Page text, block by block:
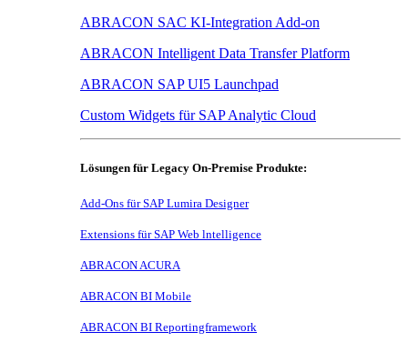
ABRACON SAC KI-Integration Add-on
ABRACON Intelligent Data Transfer Platform
ABRACON SAP UI5 Launchpad
Custom Widgets für SAP Analytic Cloud
Lösungen für Legacy On-Premise Produkte:
Add-Ons für SAP Lumira Designer
Extensions für SAP Web lntelligence
ABRACON ACURA
ABRACON BI Mobile
ABRACON BI Reportingframework